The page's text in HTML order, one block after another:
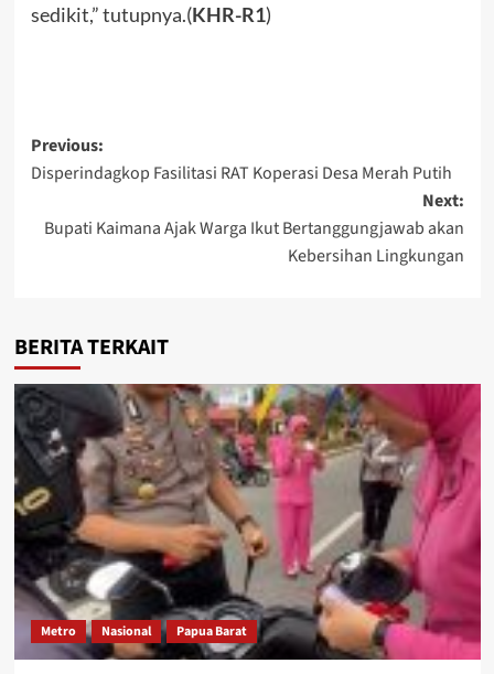
sedikit,” tutupnya.(KHR-R1)
Post
navigation
Previous:
Disperindagkop Fasilitasi RAT Koperasi Desa Merah Putih
Next:
Bupati Kaimana Ajak Warga Ikut Bertanggungjawab akan
Kebersihan Lingkungan
BERITA TERKAIT
Metro Nasional Papua Barat